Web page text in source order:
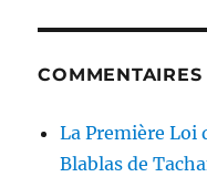
COMMENTAIRES
La Première Loi
Blablas de